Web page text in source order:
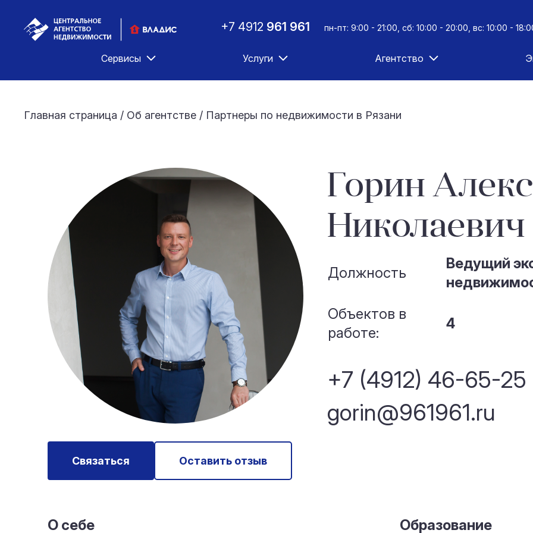
+7 4912 961 961 пн-пт: 9:00 - 21:00, сб: 10:00 - 20:00, вс: 10:00 -
Сервисы Услуги Агентство
Главная страница / Об агентстве / Партнеры по недвижимости в Рязани
Связаться Оставить отзыв
Горин
Николаевич
Должность
Ведущий
Объектов в
работе:
4
+7 (4912) 46-65-25
gorin@961961.ru
О себе Образование